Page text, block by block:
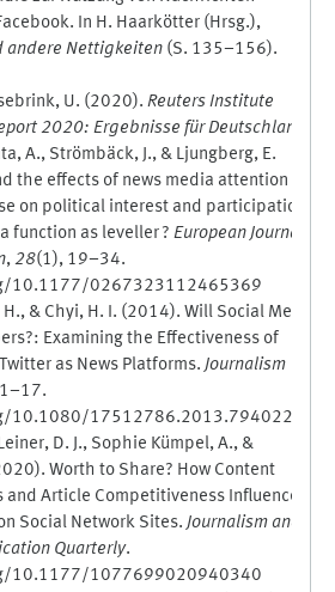
In H. Haarkötter (Hrsg.),
andere Nettigkeiten (S. 135–156).
U. (2020). Reuters Institute
2020: Ergebnisse für Deutschland
A., Strömbäck, J., & Ljungberg, E.
the effects of news media attention and
on political interest and participation:
function as leveller ? European Journal of
, 28(1), 19–34.
10.1177/0267323112465369
H., & Chyi, H. I. (2014). Will Social Media
Examining the Effectiveness of
as News Platforms. Journalism
10.1080/17512786.2013.794022
D. J., Sophie Kümpel, A., &
Worth to Share? How Content
and Article Competitiveness Influence
Social Network Sites. Journalism and
Quarterly.
10.1177/1077699020940340